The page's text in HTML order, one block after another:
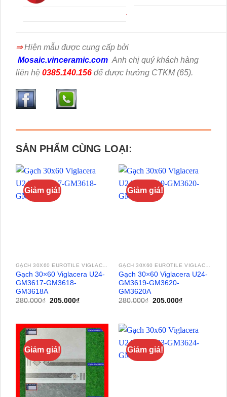
⇒Hiện mẫu được cung cấp bởi
Mosaic.vinceramic.com Anh chị quý khách hàng
liên hệ 0385.140.156 để được hưởng CTKM (65).
SẢN PHẨM CÙNG LOẠI:
Giảm giá!
GẠCH 30X60 EUROTILE VIGLACERA
Gạch 30×60 Viglacera U24-
GM3617-GM3618-
GM3618A
280.000₫ Giá
205.000₫Giá
205.000₫.
Giảm giá!
GẠCH 30X60 EUROTILE VIGLACERA
Gạch 30×60 Viglacera U24-
GM3619-GM3620-
GM3620A
280.000₫ Giá
205.000₫Giá
Giảm giá! Giảm giá!